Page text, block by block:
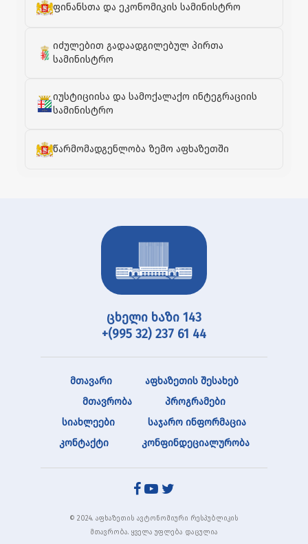
ფინანსთა და ეკონომიკის სამინისტრო
იძულებით გადაადგილებულ პირთა
სამინისტრო
იუსტიციისა და სამოქალაქო ინტეგრაციის
სამინისტრო
წარმომადგენლობა ზემო აფხაზეთში
ცხელი ხაზი 143
+(995 32) 237 61 44
მთავარი
აფხაზეთის შესახებ
მთავრობა
პროგრამები
სიახლეები
საჯარო ინფორმაცია
კონტაქტი
კონფინდეციალურობა
© 2024. აფხაზეთის ავტონომიური რესპუბლიკის
მთავრობა. ყველა უფლება დაცულია